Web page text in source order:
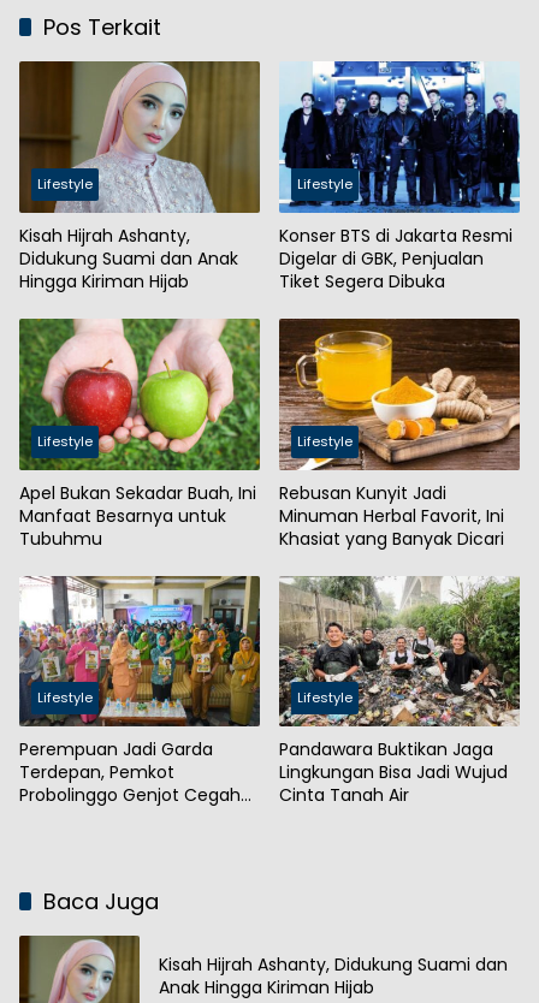
Pos Terkait
Lifestyle
Kisah Hijrah Ashanty,
Didukung Suami dan Anak
Hingga Kiriman Hijab
Lifestyle
Konser BTS di Jakarta Resmi
Digelar di GBK, Penjualan
Tiket Segera Dibuka
Lifestyle
Apel Bukan Sekadar Buah, Ini
Manfaat Besarnya untuk
Tubuhmu
Lifestyle
Rebusan Kunyit Jadi
Minuman Herbal Favorit, Ini
Khasiat yang Banyak Dicari
Lifestyle
Perempuan Jadi Garda
Terdepan, Pemkot
Probolinggo Genjot Cegah
Lifestyle
Pandawara Buktikan Jaga
Lingkungan Bisa Jadi Wujud
Cinta Tanah Air
Baca Juga
Kisah Hijrah Ashanty, Didukung Suami dan
Anak Hingga Kiriman Hijab